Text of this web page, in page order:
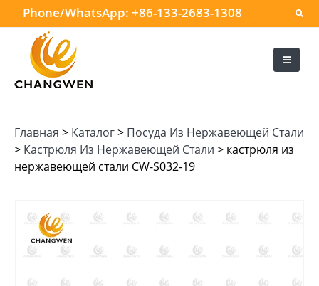
Phone/WhatsApp:+86-133-2683-1308
Главная > Каталог> Посуда Из Нержавеющей Стали
> Кастрюля Из Нержавеющей Стали > кастрюля из
нержавеющей стали CW-S032-19